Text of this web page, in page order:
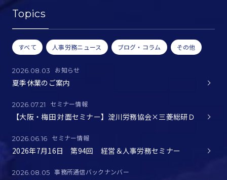
Topics
すべて 人事労務ニュース ブログ・コラム その他
2026.08.03 お知らせ
夏季休業のご案内
2026.07.21 セミナー情報
【大阪・梅田 対面セミナー】淀川労務協会×三菱総研Ｄ
2026.06.16 セミナー情報
2026年7月16日 第94回 経営＆人事労務セミナー
2026.08.05 事務所通信バックナンバー